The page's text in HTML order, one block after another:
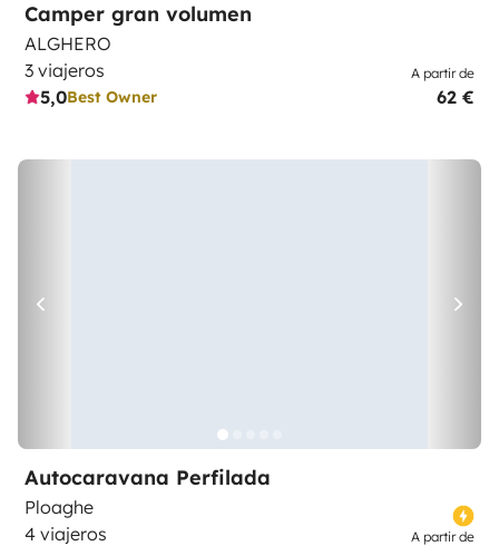
Camper gran volumen
ALGHERO
3 viajeros
5,0Best Owner
A partir de
62 €
Autocaravana Perfilada
Ploaghe
4 viajeros
A partir de